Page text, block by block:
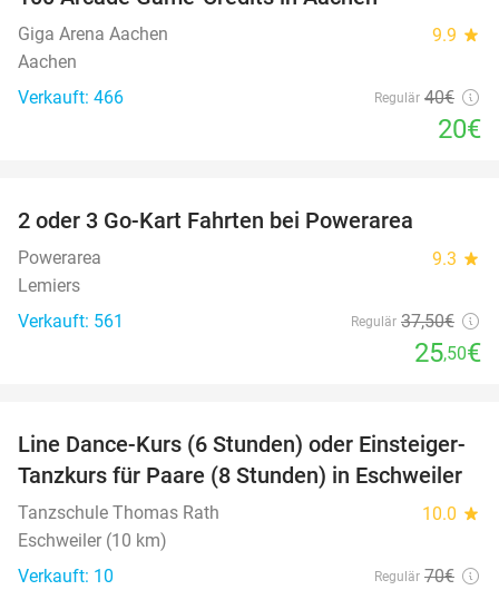
Giga Arena Aachen 9.9 star
Aachen
Verkauft: 466
Regulär 40€
20€
2 oder 3 Go-Kart Fahrten bei Powerarea
Powerarea 9.3 star
Lemiers
Verkauft: 561
Regulär 37,50€
25,50€
57%
Line Dance-Kurs (6 Stunden) oder Einsteiger-
Tanzkurs für Paare (8 Stunden) in Eschweiler
Tanzschule Thomas Rath 10.0 star
Eschweiler (10 km)
Verkauft: 10
Regulär 70€